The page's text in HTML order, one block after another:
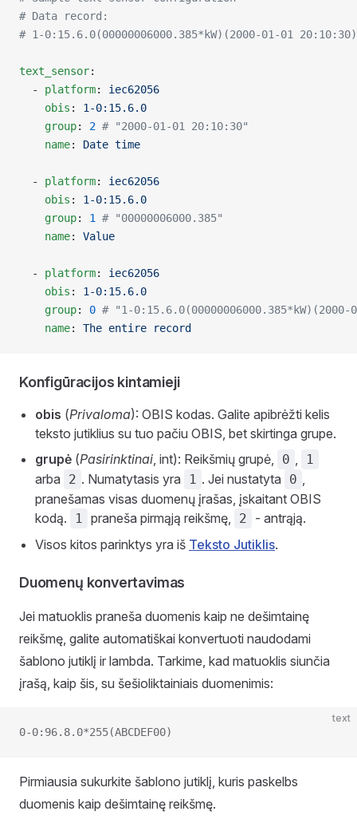
# Data record:
# 1-0:15.6.0(00000006000.385*kW)(2000-01-01 20:10:30)
text_sensor:
  -
platform: iec62056
    obis
: 1-0:15.6.0
    group
: 2 # "2000-01-01 20:10:30"
    name
: Date time
  -
platform: iec62056
    obis
: 1-0:15.6.0
    group
: 1
# "00000006000.385"
    name
: Value
  -
platform: iec62056
    obis
: 1-0:15.6.0
    group
: 0 # "1-
    name
: The entire record
Konfigūracijos kintamieji
obis (Privaloma): OBIS kodas. Galite apibrėžti kelis
teksto jutiklius su tuo pačiu OBIS, bet skirtinga grupe.
grupė (Pasirinktinai , int): Reikšmių grupė, 0 1
arba 2 . Numatytasis yra 1 . Jei nustatyta 0
pranešamas visas duomenų įrašas, įskaitant OBIS
kodą.
1 praneša pirmąją reikšmę, 2
- antrąją.
Visos kitos parinktys yra iš Teksto Jutiklis.
Duomenų konvertavimas
Jei matuoklis praneša duomenis kaip ne dešimtainę
reikšmę, galite automatiškai konvertuoti naudodami
šablono jutiklį ir lambda. Tarkime, kad matuoklis siunčia
įrašą, kaip šis, su šešioliktainiais duomenimis:
text
0-0:96.8.0*255(ABCDEF00)
Pirmiausia sukurkite šablono jutiklį, kuris paskelbs
duomenis kaip dešimtainę reikšmę.